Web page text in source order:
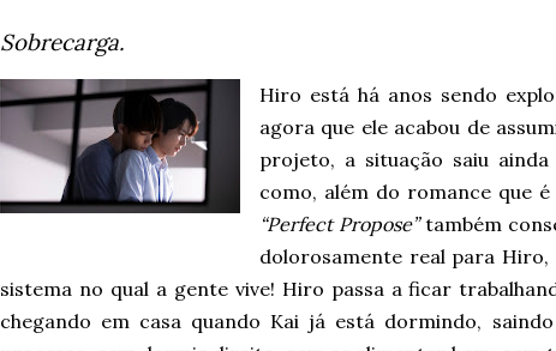
Sobrecarga.
Hiro está há anos sendo
agora que ele acabou de
projeto, a situação saiu
como, além do romance que
“Perfect Propose”também
dolorosamente real para Hiro,
sistema no qual a gente vive! Hiro passa a ficar
chegando em casa quando Kai já está dormindo,